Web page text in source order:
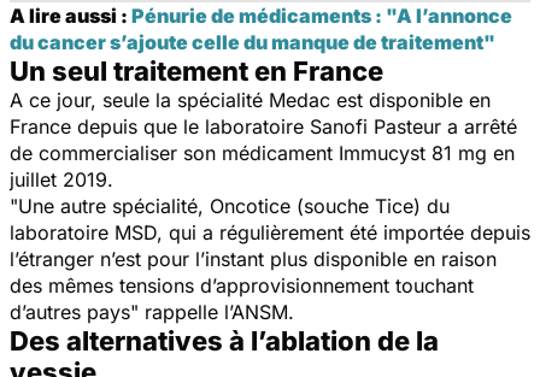
A lire aussi : Pénurie de médicaments : "A l’annonce
du cancer s’ajoute celle du manque de traitement"
Un seul traitement en France
A ce jour, seule la spécialité Medac est disponible en
France depuis que le laboratoire Sanofi Pasteur a arrêté
de commercialiser son médicament Immucyst 81 mg en
juillet 2019.
"Une autre spécialité, Oncotice (souche Tice) du
laboratoire MSD, qui a régulièrement été importée depuis
l’étranger n’est pour l’instant plus disponible en raison
des mêmes tensions d’approvisionnement touchant
d’autres pays" rappelle l’ANSM.
Des alternatives à l’ablation de la